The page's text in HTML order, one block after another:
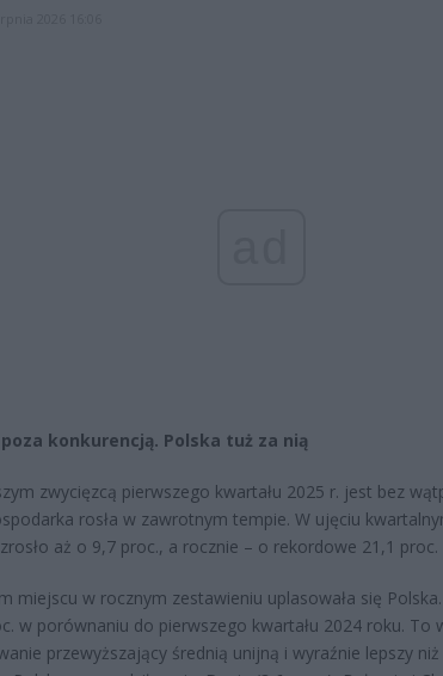
konkurencją. Polska tuż za nią
zwycięzcą pierwszego kwartału 2025 r. jest bez
rosła w zawrotnym tempie. W ujęciu
aż o 9,7 proc., a rocznie – o rekordowe 21,1 proc.
miejscu w rocznym zestawieniu uplasowała się
w porównaniu do pierwszego kwartału 2024 roku. To
przewyższający średnią unijną i wyraźnie lepszy